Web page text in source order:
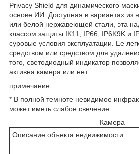
Privacy Shield для динамического
основе ИИ. Доступная в вариантах из
или белой нержавеющей стали, эта
классом защиты IK11, IP66, IP6K9K и
суровые условия эксплуатации. Ее
средством или средством для
того, светодиодный индикатор
активна камера или нет.
примечание
* В полной темноте невидимое
может иметь слабое свечение.
Камера
Описание объекта недвижимости